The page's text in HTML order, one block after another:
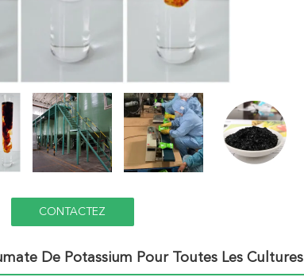
CONTACTEZ
De Potassium Pour Toutes Les Cultures